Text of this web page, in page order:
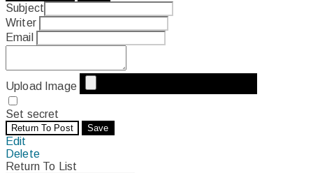
Subject
Writer
Email
Upload Image
Set secret
Return To Post Save
Edit
Delete
Return To List